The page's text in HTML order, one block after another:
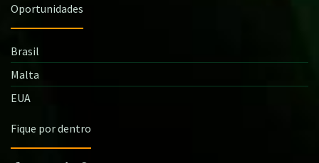
Oportunidades
Brasil
Malta
EUA
Fique por dentro